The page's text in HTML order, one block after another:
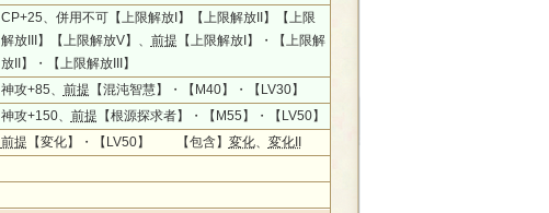
CP+25、併用不可【上限解放I】【上限解放II】【上限
解放III】【上限解放V】、 前提 【上限解放I】・【上限解
放II】・【上限解放III】
神攻+85、 前提 【混沌智慧】・【M40】・【LV30】
神攻+150、 前提 【根源探求者】・【M55】・【LV50】
前提 【変化】・【LV50】 【包含】 変化、 変化II